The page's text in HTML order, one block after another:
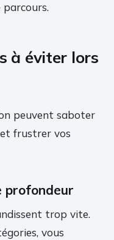
parcours.
à éviter lors
peuvent saboter
frustrer vos
profondeur
trop vite.
vous